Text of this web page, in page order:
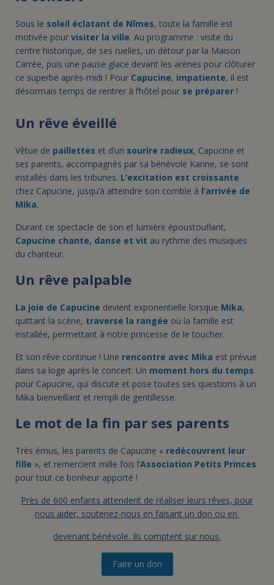
Sous le soleil éclatant de Nîmes, toute la famille est
motivée pour visiter la ville. Au programme : visite du
centre historique, de ses ruelles, un détour par la Maison
Carrée, puis une pause glace devant les arènes pour clôturer
ce superbe après-midi ! Pour Capucine, impatiente, il est
désormais temps de rentrer à l’hôtel pour se préparer !
Un rêve éveillé
Vêtue de paillettes et d’un sourire radieux, Capucine et
ses parents, accompagnés par sa bénévole Karine, se sont
installés dans les tribunes. L’excitation est croissante
chez Capucine, jusqu’à atteindre son comble à l’arrivée de
Mika.
Durant ce spectacle de son et lumière époustouflant,
Capucine chante, danse et vit au rythme des musiques
du chanteur.
Un rêve palpable
La joie de Capucine devient exponentielle lorsque Mika,
quittant la scène, traverse la rangée où la famille est
installée, permettant à notre princesse de le toucher.
Et son rêve continue ! Une rencontre avec Mika est prévue
dans sa loge après le concert. Un moment hors du temps
pour Capucine, qui discute et pose toutes ses questions à un
Mika bienveillant et rempli de gentillesse.
Le mot de la fin par ses parents
Très émus, les parents de Capucine « redécouvrent leur
fille », et remercient mille fois l’Association Petits Princes
pour tout ce bonheur apporté !
Près de 600 enfants attendent de réaliser leurs rêves, pour
nous aider, soutenez-nous en faisant un don ou en
devenant bénévole. Ils comptent sur nous.
Faire un don